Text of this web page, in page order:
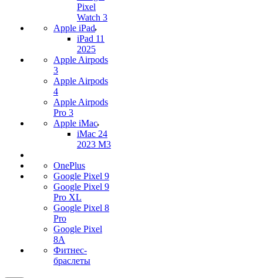
Pixel
Watch 3
Apple iPad
iPad 11
2025
Apple Airpods
3
Apple Airpods
4
Apple Airpods
Pro 3
Apple iMac
iMac 24
2023 M3
OnePlus
Google Pixel 9
Google Pixel 9
Pro XL
Google Pixel 8
Pro
Google Pixel
8A
Фитнес-
браслеты